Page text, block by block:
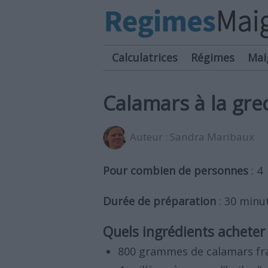
Calculatrices Régimes
Calamars à la
Auteur : Sandra Maribaux
Pour combien de personnes : 4
Durée de préparation : 30
Quels ingrédients
800 grammes de calamars